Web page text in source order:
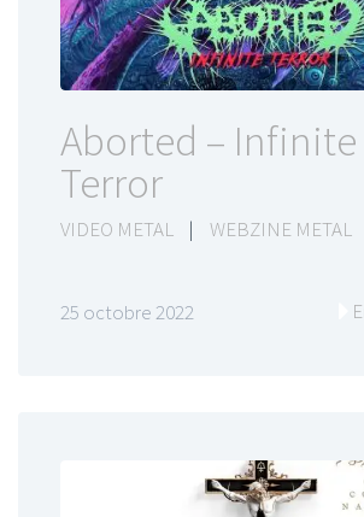
Aborted – Infinite
Terror
VIDEO METAL | WEBZINE METAL
25 octobre 2022